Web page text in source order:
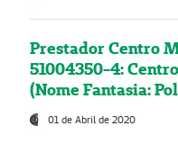
Prestador Centro
51004350-4:
(Nome Fantasia:
01 de Abril de 2020